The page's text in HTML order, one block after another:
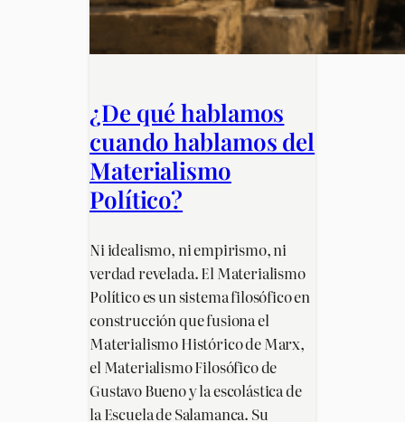
¿De qué hablamos
cuando hablamos del
Materialismo
Político?
Ni idealismo, ni empirismo, ni
verdad revelada. El Materialismo
Político es un sistema filosófico en
construcción que fusiona el
Materialismo Histórico de Marx,
el Materialismo Filosófico de
Gustavo Bueno y la escolástica de
la Escuela de Salamanca. Su